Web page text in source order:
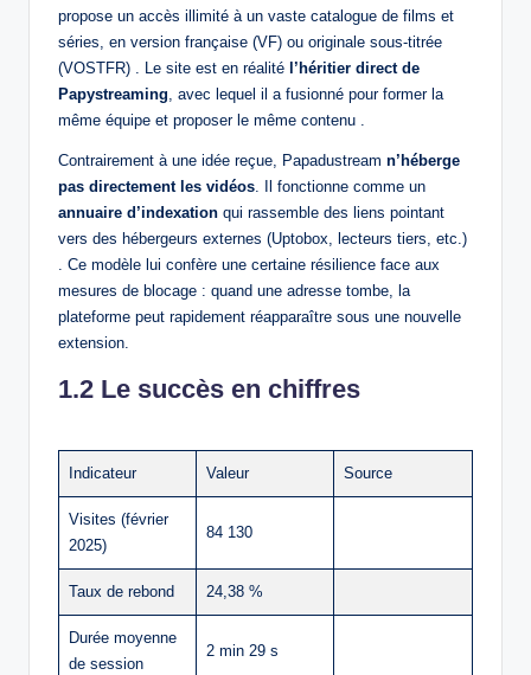
propose un accès illimité à un vaste catalogue de films et
séries, en version française (VF) ou originale sous-titrée
(VOSTFR) . Le site est en réalité l’héritier direct de
Papystreaming , avec lequel il a fusionné pour former la
même équipe et proposer le même contenu .
Contrairement à une idée reçue, Papadustream n’héberge
pas directement les vidéos . Il fonctionne comme un
annuaire d’indexation qui rassemble des liens pointant
vers des hébergeurs externes (Uptobox, lecteurs tiers, etc.)
. Ce modèle lui confère une certaine résilience face aux
mesures de blocage : quand une adresse tombe, la
plateforme peut rapidement réapparaître sous une nouvelle
extension.
1.2 Le succès en chiffres
Indicateur Valeur Source
Visites (février
2025)
84 130
Taux de rebond 24,38 %
Durée moyenne
de session
2 min 29 s